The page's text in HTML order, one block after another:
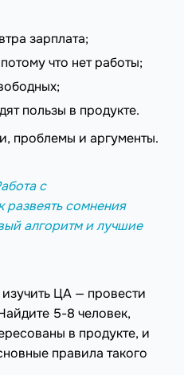
зарплата;
что нет работы;
пользы в продукте.
проблемы и аргументы.
с
развеять сомнения
алгоритм и лучшие
ЦА — провести
5-8 человек,
в продукте, и
правила такого